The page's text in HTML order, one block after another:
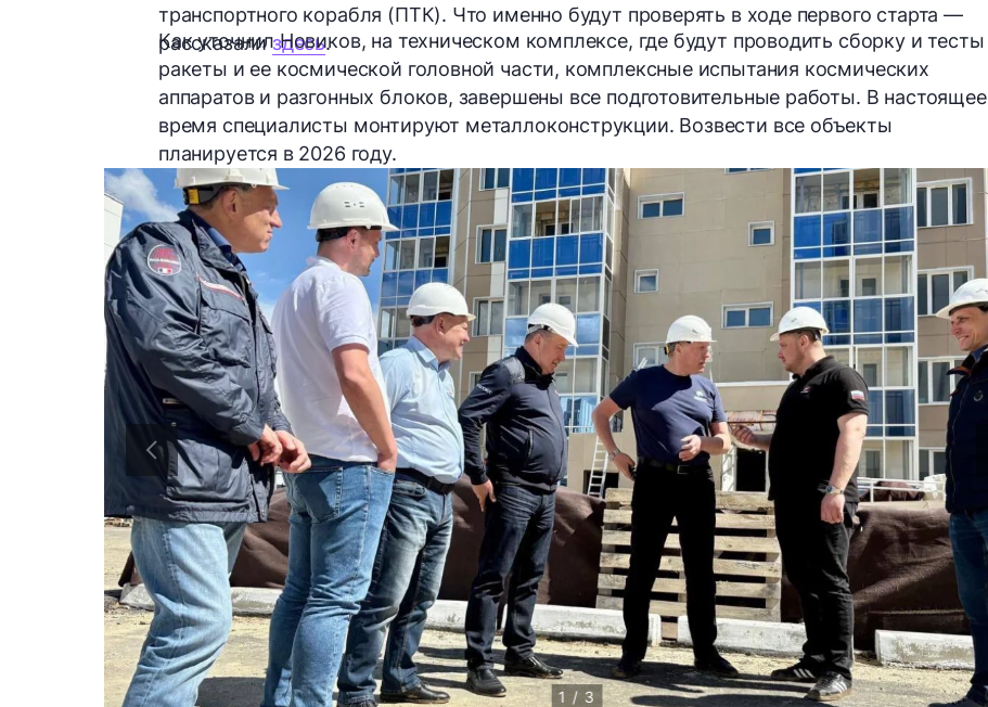
транспортного корабля (ПТК). Что именно будут проверять в ходе первого старта —
рассказализдесь.
Как уточнил Новиков, на техническом комплексе, где будут проводить сборку и тесты
ракеты и ее космической головной части, комплексные испытания космических
аппаратов и разгонных блоков, завершены все подготовительные работы. В настоящее
время специалисты монтируют металлоконструкции. Возвести все объекты
планируется в 2026 году.
1 / 3